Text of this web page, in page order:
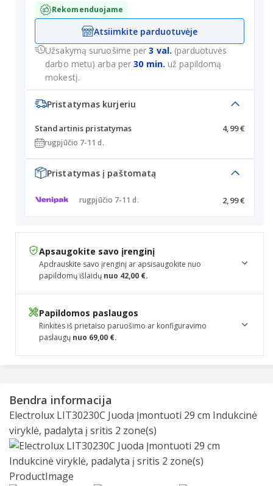
Rekomenduojame
Atsiimkite parduotuvėje
Užsakymą suruošime per3 val. (parduotuvės
darbo metu) arba per30 min. už papildomą
mokestį.
Pristatymas kurjeriu
Standartinis pristatymas 4,99 €
rugpjūčio 7-11 d.
Pristatymas į paštomatą
rugpjūčio 7-11 d. 2,99 €
Apsaugokite savo įrenginį
Apdrauskite savo įrenginį ar apsisaugokite nuo
papildomų išlaidų nuo 42,00 €.
Papildomos paslaugos
Rinkitės iš prietaiso paruošimo ar konfiguravimo
paslaugų nuo 69,00 €.
Bendra informacija
Electrolux LIT30230C Juoda Įmontuoti 29 cm Indukcinė
viryklė, padalyta į sritis 2 zone(s)